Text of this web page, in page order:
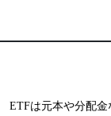
ETFは元本や分配